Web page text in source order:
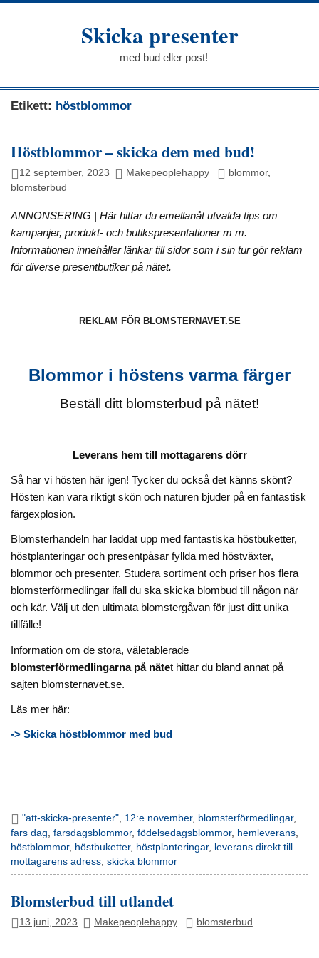
Hoppa
Skicka presenter
– med bud eller post!
Etikett: höstblommor
Höstblommor – skicka dem med bud!
12 september, 2023 Makepeoplehappy blommor,
blomsterbud
ANNONSERING | Här hittar du emellanåt utvalda tips om
kampanjer, produkt- och butikspresentationer m m.
Informationen innehåller länkar till sidor som i sin tur gör reklam
för diverse presentbutiker på nätet.
REKLAM FÖR BLOMSTERNAVET.SE
Blommor i höstens varma färger
Beställ ditt blomsterbud på nätet!
Leverans hem till mottagarens dörr
Så har vi hösten här igen! Tycker du också det känns skönt?
Hösten kan vara riktigt skön och naturen bjuder på en fantastisk
färgexplosion.
Blomsterhandeln har laddat upp med fantastiska höstbuketter,
höstplanteringar och presentpåsar fyllda med höstväxter,
blommor och presenter. Studera sortiment och priser hos flera
blomsterförmedlingar ifall du ska skicka blombud till någon när
och kär. Välj ut den ultimata blomstergåvan för just ditt unika
tillfälle!
Information om de stora, väletablerade
blomsterförmedlingarna på nätet hittar du bland annat på
sajten blomsternavet.se.
Läs mer här:
-> Skicka höstblommor med bud
"att-skicka-presenter", 12:e november, blomsterförmedlingar,
fars dag ,farsdagsblommor,födelsedagsblommor, hemleverans
höstblommor, höstbuketter, höstplanteringar, leverans direkt till
mottagarens adress ,skicka blommor
Blomsterbud till utlandet
13 juni, 2023 Makepeoplehappy blomsterbud